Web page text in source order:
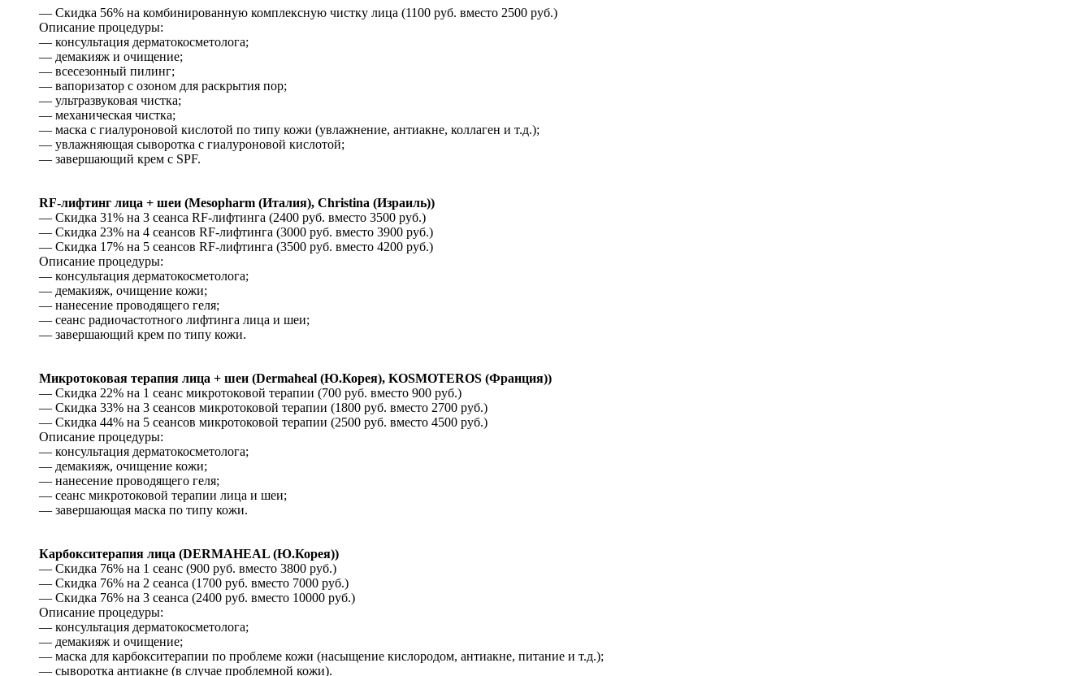
— Скидка 56% на комбинированную комплексную чистку лица (1100 руб. вместо 2500 руб.)
Описание процедуры:
— консультация дерматокосметолога;
— демакияж и очищение;
— всесезонный пилинг;
— вапоризатор с озоном для раскрытия пор;
— ультразвуковая чистка;
— механическая чистка;
— маска с гиалуроновой кислотой по типу кожи (увлажнение, антиакне, коллаген и т.д.);
— увлажняющая сыворотка с гиалуроновой кислотой;
— завершающий крем с SPF.
RF-лифтинг лица + шеи (Mesopharm (Италия), Christina (Израиль))
— Скидка 31% на 3 сеанса RF-лифтинга (2400 руб. вместо 3500 руб.)
— Скидка 23% на 4 сеансов RF-лифтинга (3000 руб. вместо 3900 руб.)
— Скидка 17% на 5 сеансов RF-лифтинга (3500 руб. вместо 4200 руб.)
Описание процедуры:
— консультация дерматокосметолога;
— демакияж, очищение кожи;
— нанесение проводящего геля;
— сеанс радиочастотного лифтинга лица и шеи;
— завершающий крем по типу кожи.
Микротоковая терапия лица + шеи (Dermaheal (Ю.Корея), KOSMOTEROS (Франция))
— Скидка 22% на 1 сеанс микротоковой терапии (700 руб. вместо 900 руб.)
— Скидка 33% на 3 сеансов микротоковой терапии (1800 руб. вместо 2700 руб.)
— Скидка 44% на 5 сеансов микротоковой терапии (2500 руб. вместо 4500 руб.)
Описание процедуры:
— консультация дерматокосметолога;
— демакияж, очищение кожи;
— нанесение проводящего геля;
— сеанс микротоковой терапии лица и шеи;
— завершающая маска по типу кожи.
Карбокситерапия лица (DERMAHEAL (Ю.Корея))
— Скидка 76% на 1 сеанс (900 руб. вместо 3800 руб.)
— Скидка 76% на 2 сеанса (1700 руб. вместо 7000 руб.)
— Скидка 76% на 3 сеанса (2400 руб. вместо 10000 руб.)
Описание процедуры:
— консультация дерматокосметолога;
— демакияж и очищение;
— маска для карбокситерапии по проблеме кожи (насыщение кислородом, антиакне, питание и т.д.);
— сыворотка антиакне (в случае проблемной кожи).